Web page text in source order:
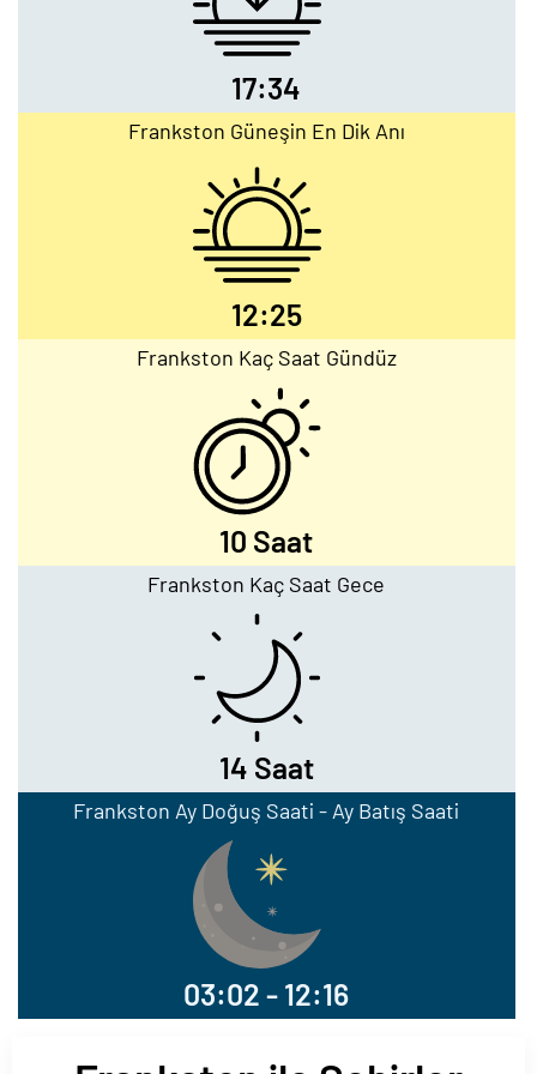
17:34
Frankston Güneşin En Dik Anı
12:25
Frankston Kaç Saat Gündüz
10 Saat
Frankston Kaç Saat Gece
14 Saat
Frankston Ay Doğuş Saati - Ay Batış Saati
03:02 - 12:16